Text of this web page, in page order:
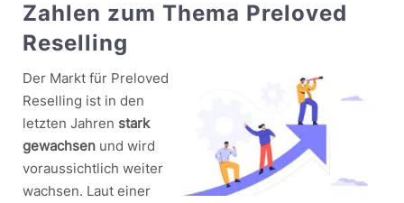
Zahlen zum Thema Preloved
Reselling
Der Markt für Preloved
Reselling ist in den
letzten Jahren stark
gewachsenund wird
voraussichtlich weiter
wachsen. Laut einer